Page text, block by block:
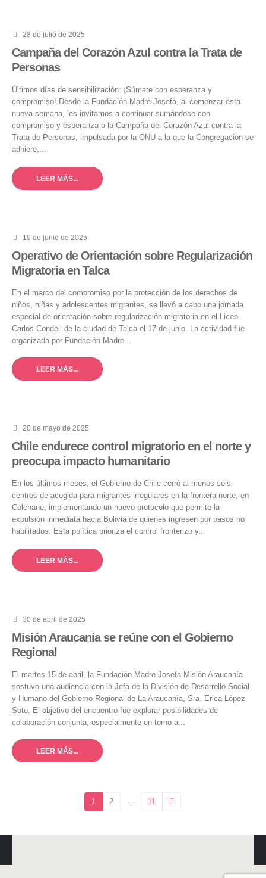
28 de julio de 2025
Campaña del Corazón Azul contra la Trata de
Personas
Últimos días de sensibilización: ¡Súmate con esperanza y
compromiso! Desde la Fundación Madre Josefa, al comenzar esta
nueva semana, les invitamos a continuar sumándose con
compromiso y esperanza a la Campaña del Corazón Azul contra la
Trata de Personas, impulsada por la ONU a la que la Congregación se
adhiere,...
LEER MÁS...
19 de junio de 2025
Operativo de Orientación sobre Regularización
Migratoria en Talca
En el marco del compromiso por la protección de los derechos de
niños, niñas y adolescentes migrantes, se llevó a cabo una jornada
especial de orientación sobre regularización migratoria en el Liceo
Carlos Condell de la ciudad de Talca el 17 de junio. La actividad fue
organizada por Fundación Madre...
LEER MÁS...
20 de mayo de 2025
Chile endurece control migratorio en el norte y
preocupa impacto humanitario
En los últimos meses, el Gobierno de Chile cerró al menos seis
centros de acogida para migrantes irregulares en la frontera norte, en
Colchane, implementando un nuevo protocolo que permite la
expulsión inmediata hacia Bolivia de quienes ingresen por pasos no
habilitados. Esta política prioriza el control fronterizo y...
LEER MÁS...
30 de abril de 2025
Misión Araucanía se reúne con el Gobierno
Regional
El martes 15 de abril, la Fundación Madre Josefa Misión Araucanía
sostuvo una audiencia con la Jefa de la División de Desarrollo Social
y Humano del Gobierno Regional de La Araucanía, Sra. Erica López
Soto. El objetivo del encuentro fue explorar posibilidades de
colaboración conjunta, especialmente en torno a...
LEER MÁS...
1 2 … 11